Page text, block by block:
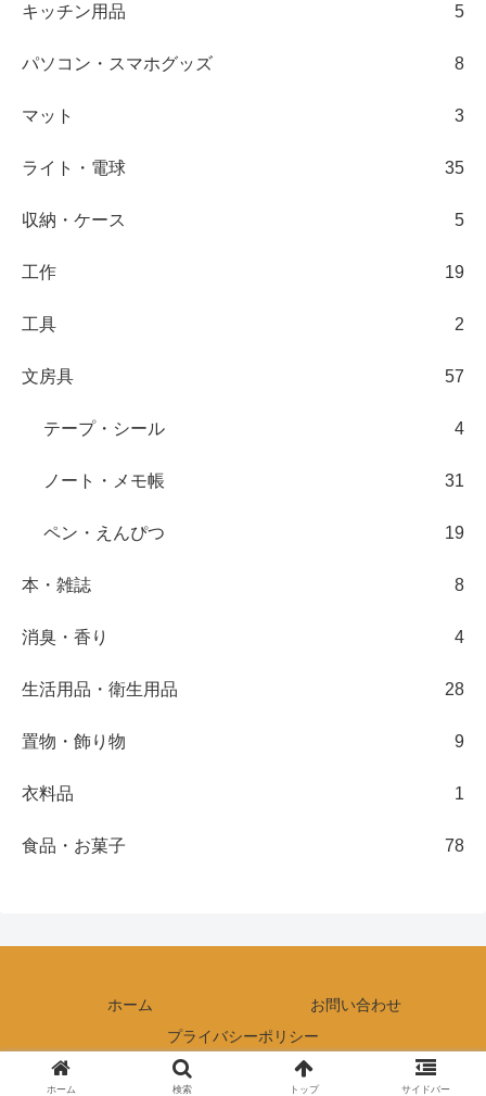
キッチン用品 5
パソコン・スマホグッズ 8
マット 3
ライト・電球 35
収納・ケース 5
工作 19
工具 2
文房具 57
テープ・シール 4
ノート・メモ帳 31
ペン・えんぴつ 19
本・雑誌 8
消臭・香り 4
生活用品・衛生用品 28
置物・飾り物 9
衣料品 1
食品・お菓子 78
ホーム
お問い合わせ
プライバシーポリシー
© 2018 100均のメモ.
ホーム 検索 トップ サイドバー